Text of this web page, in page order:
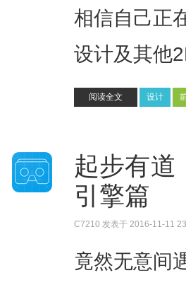
相信自己正
设计及其他
阅读全文 设计
起步有道
引擎篇
C7210 发表于 2016-11-11
竟然无意间